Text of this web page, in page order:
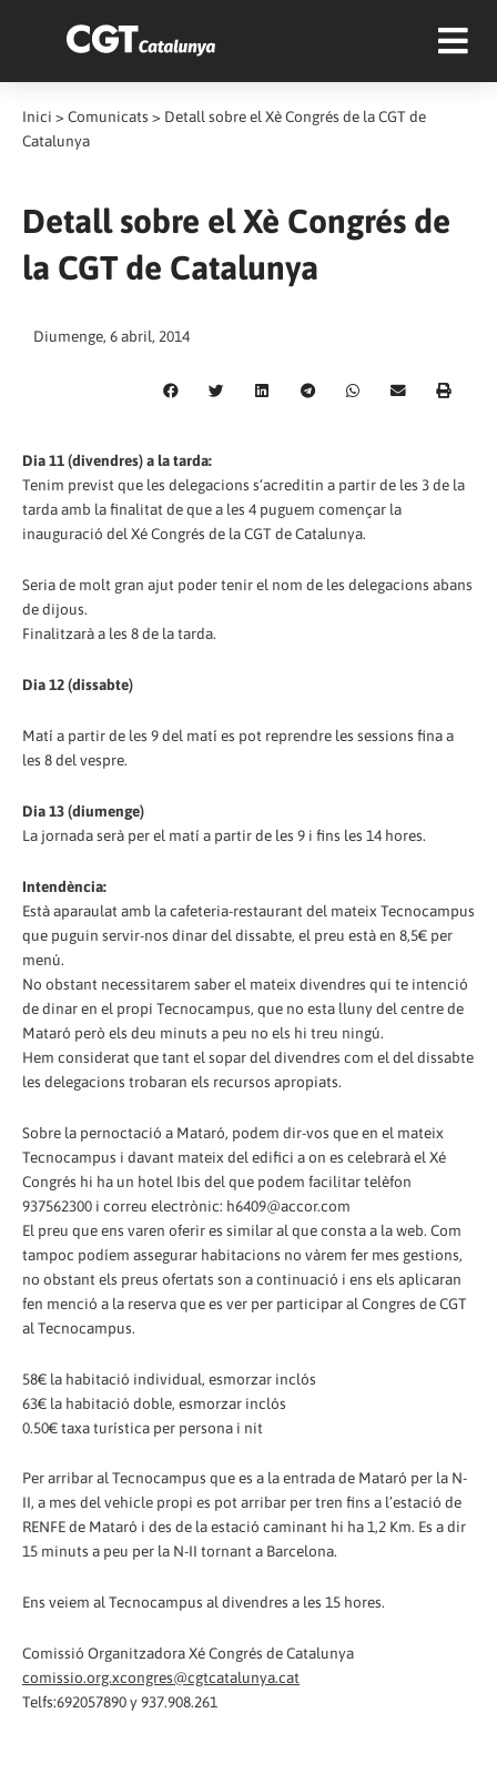
Inici > Comunicats > Detall sobre el Xè Congrés de la CGT de
Catalunya
Detall sobre el Xè Congrés de
la CGT de Catalunya
Diumenge, 6 abril, 2014
Dia 11 (divendres) a la tarda:
Tenim previst que les delegacions s‘acreditin a partir de les 3 de la
tarda amb la finalitat de que a les 4 puguem començar la
inauguració del Xé Congrés de la CGT de Catalunya.
Seria de molt gran ajut poder tenir el nom de les delegacions abans
de dijous.
Finalitzarà a les 8 de la tarda.
Dia 12 (dissabte)
Matí a partir de les 9 del matí es pot reprendre les sessions fina a
les 8 del vespre.
Dia 13 (diumenge)
La jornada serà per el matí a partir de les 9 i fins les 14 hores.
Intendència:
Està aparaulat amb la cafeteria-restaurant del mateix Tecnocampus
que puguin servir-nos dinar del dissabte, el preu està en 8,5€ per
menú.
No obstant necessitarem saber el mateix divendres qui te intenció
de dinar en el propi Tecnocampus, que no esta lluny del centre de
Mataró però els deu minuts a peu no els hi treu ningú.
Hem considerat que tant el sopar del divendres com el del dissabte
les delegacions trobaran els recursos apropiats.
Sobre la pernoctació a Mataró, podem dir-vos que en el mateix
Tecnocampus i davant mateix del edifici a on es celebrarà el Xé
Congrés hi ha un hotel Ibis del que podem facilitar telèfon
937562300 i correu electrònic: h6409@accor.com
El preu que ens varen oferir es similar al que consta a la web. Com
tampoc podíem assegurar habitacions no vàrem fer mes gestions,
no obstant els preus ofertats son a continuació i ens els aplicaran
fen menció a la reserva que es ver per participar al Congres de CGT
al Tecnocampus.
58€ la habitació individual, esmorzar inclós
63€ la habitació doble, esmorzar inclós
0.50€ taxa turística per persona i nit
Per arribar al Tecnocampus que es a la entrada de Mataró per la N-
II, a mes del vehicle propi es pot arribar per tren fins a l’estació de
RENFE de Mataró i des de la estació caminant hi ha 1,2 Km. Es a dir
15 minuts a peu per la N-II tornant a Barcelona.
Ens veiem al Tecnocampus al divendres a les 15 hores.
Comissió Organitzadora Xé Congrés de Catalunya
comissio.org.xcongres@cgtcatalunya.cat
Telfs:692057890 y 937.908.261